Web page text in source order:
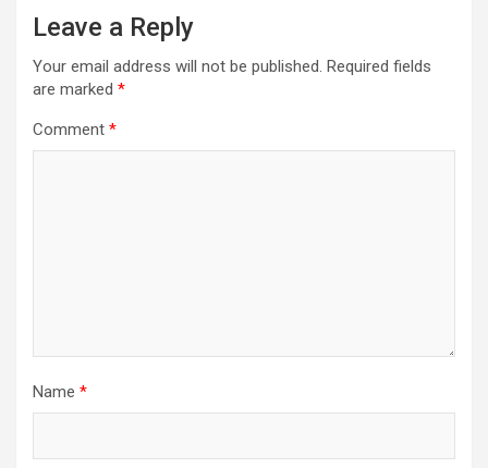
Leave a Reply
Your email address will not be published. Required fields
are marked *
Comment *
Name *